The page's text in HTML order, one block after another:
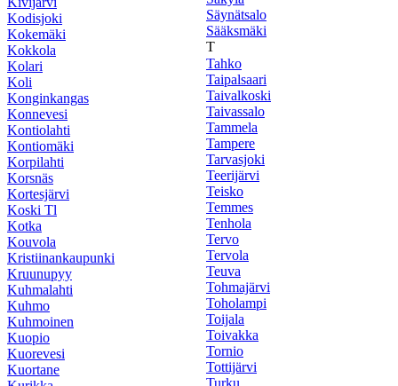
Kodisjoki
Kokemäki
Kokkola
Kolari
Koli
Konginkangas
Konnevesi
Kontiolahti
Kontiomäki
Korpilahti
Korsnäs
Kortesjärvi
Koski Tl
Kotka
Kouvola
Kristiinankaupunki
Kruunupyy
Kuhmalahti
Kuhmo
Kuhmoinen
Kuopio
Kuorevesi
Kuortane
Säynätsalo
Sääksmäki
T
Tahko
Taipalsaari
Taivalkoski
Taivassalo
Tammela
Tampere
Tarvasjoki
Teerijärvi
Teisko
Temmes
Tenhola
Tervo
Tervola
Teuva
Tohmajärvi
Toholampi
Toijala
Toivakka
Tornio
Tottijärvi
Turku